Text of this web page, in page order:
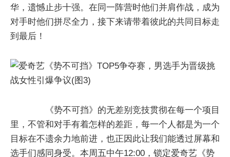
华，遗憾止步十强。在同一阵营时他们并肩作战，成为
对手时他们拼尽全力，接下来请带着彼此的共同目标走
到最后！
《势不可挡》的无差别竞技贯彻在每一个项目
里，不管和对手有着怎样的差距，每一个人都是为一个
目标在不遗余力地前进，也正因此让我们能透过屏幕和
选手们感同身受。本周五中午12:00，锁定爱奇艺《势